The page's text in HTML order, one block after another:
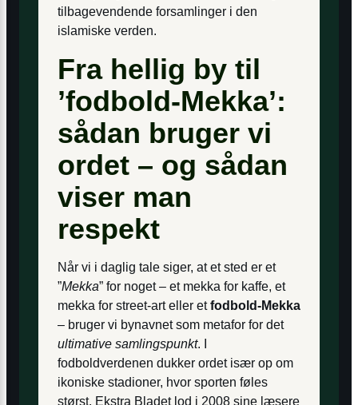
tilbagevendende forsamlinger i den
islamiske verden.
Fra hellig by til
’fodbold-Mekka’:
sådan bruger vi
ordet – og sådan
viser man
respekt
Når vi i daglig tale siger, at et sted er et
”Mekka” for noget – et mekka for kaffe, et
mekka for street-art eller etfodbold-Mekka
– bruger vi bynavnet som metafor for det
ultimative samlingspunkt. I
fodboldverdenen dukker ordet især op om
ikoniske stadioner, hvor sporten føles
størst. Ekstra Bladet lod i 2008 sine læsere